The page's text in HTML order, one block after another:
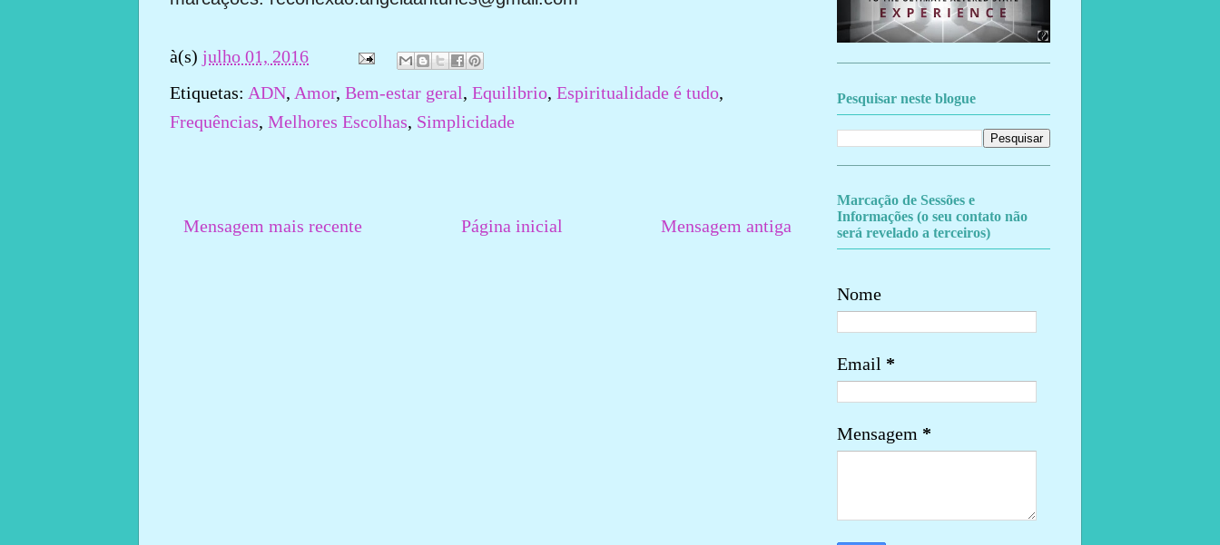
à(s) julho 01, 2016
Etiquetas: ADN, Amor, Bem-estar geral, Equilibrio, Espiritualidade é tudo,
Frequências, Melhores Escolhas, Simplicidade
Mensagem mais recente Mensagem antiga
Página inicial
Pesquisar neste blogue
Marcação de Sessões e
Informações (o seu contato não
será revelado a terceiros)
Nome
Email *
Mensagem *